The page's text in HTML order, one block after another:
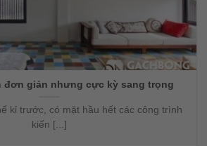
đơn giản nhưng cực kỳ sang trọng
kỉ trước, có mặt hầu hết các công trình
kiến [...]